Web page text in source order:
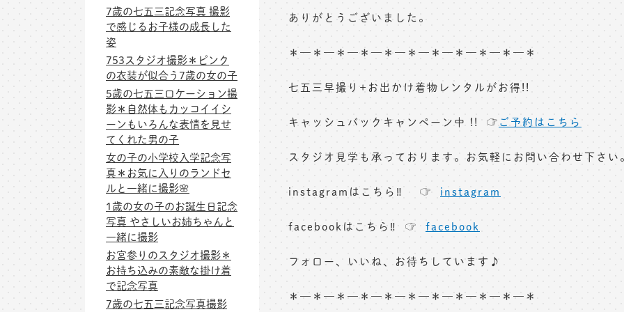
ありがとうございました。
＊—＊—＊—＊—＊—＊—＊—＊—＊—＊—＊
七五三早撮り+お出かけ着物レンタルがお得!!
キャッシュバックキャンペーン中 !! ☞ご予約はこちら
スタジオ見学も承っております。お気軽にお問い合わせ下さい
instagramはこちら‼︎ ☞ instagram
facebookはこちら‼︎ ☞ facebook
フォロー、いいね、お待ちしています♪
＊—＊—＊—＊—＊—＊—＊—＊—＊—＊—＊
7歳の七五三記念写真 撮影
で感じるお子様の成長した
姿
753スタジオ撮影＊ピンク
の衣装が似合う7歳の女の子
5歳の七五三ロケーション撮
影＊自然体もカッコイイシ
ーンもいろんな表情を見せ
てくれた男の子
女の子の小学校入学記念写
真＊お気に入りのランドセ
ルと一緒に撮影🌸
1歳の女の子のお誕生日記念
写真 やさしいお姉ちゃんと
一緒に撮影
お宮参りのスタジオ撮影＊
お持ち込みの素敵な掛け着
で記念写真
7歳の七五三記念写真撮影